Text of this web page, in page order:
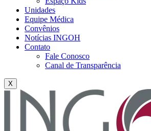
Unidades
Equipe Médica
Convênios
Notícias INGOH
Contato
Fale Conosco
Canal de Transparência
X